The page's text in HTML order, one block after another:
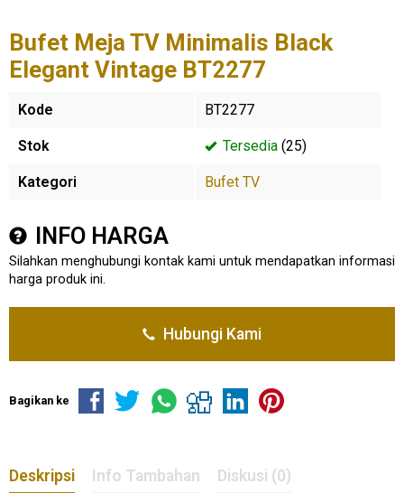
Bufet Meja TV Minimalis Black
Elegant Vintage BT2277
Kode BT2277
Stok Tersedia (25)
Kategori Bufet TV
INFO HARGA
Silahkan menghubungi kontak kami untuk mendapatkan informasi
harga produk ini.
Hubungi Kami
Bagikan ke
Deskripsi Info Tambahan Diskusi (0)